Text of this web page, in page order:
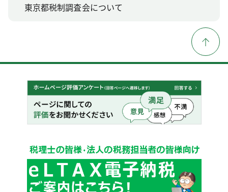
東京都税制調査会について